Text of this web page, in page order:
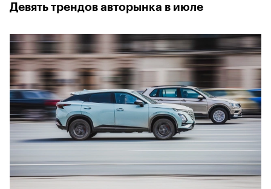
Девять трендов авторынка в июле